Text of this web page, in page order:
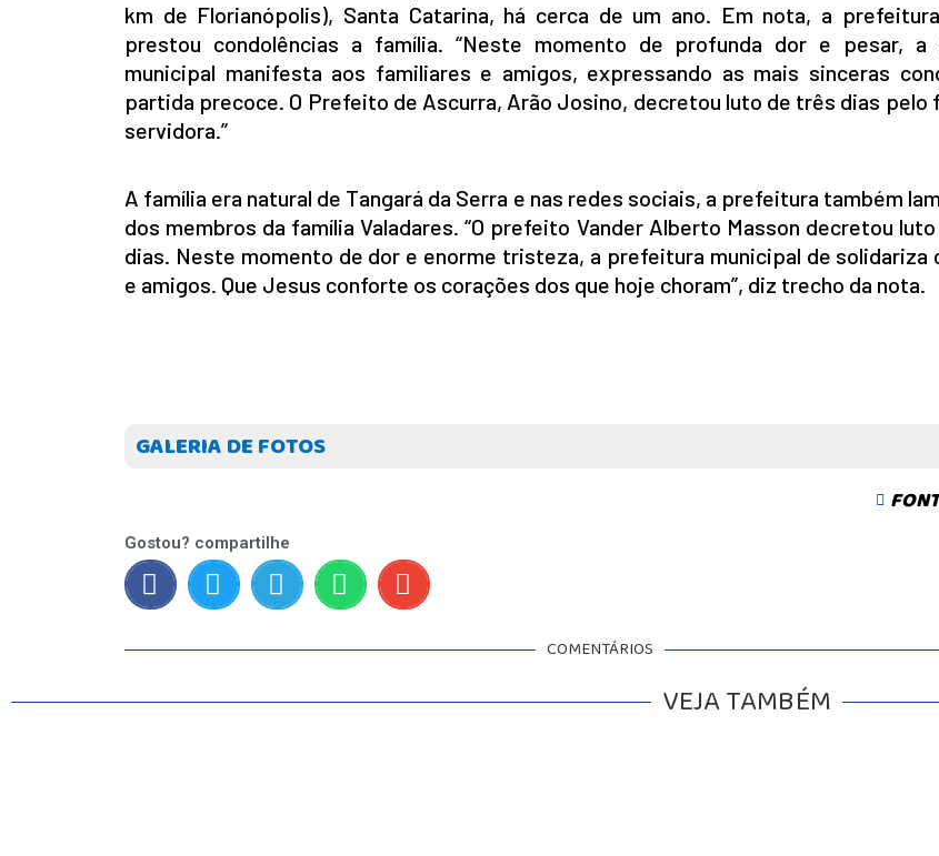
km de Florianópolis), Santa Catarina, há cerca de um ano. Em nota, a
prestou condolências a família. “Neste momento de profunda dor e pesar, a
municipal manifesta aos familiares e amigos, expressando as mais sinceras
partida precoce. O Prefeito de Ascurra, Arão Josino, decretou luto de três dias pelo
servidora.”
A família era natural de Tangará da Serra e nas redes sociais, a prefeitura também
dos membros da família Valadares. “O prefeito Vander Alberto Masson decretou
dias. Neste momento de dor e enorme tristeza, a prefeitura municipal de solidariza
e amigos. Que Jesus conforte os corações dos que hoje choram”, diz trecho da nota.
GALERIA DE FOTOS
Gostou? compartilhe
COMENTÁRIOS
VEJA TAMBÉM
INICIO
AGRONEGÓCIO
GERAL